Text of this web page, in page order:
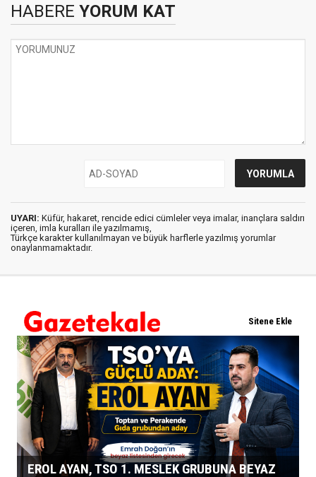
HABERE YORUM KAT
UYARI: Küfür, hakaret, rencide edici cümleler veya imalar, inançlara saldırı
içeren, imla kuralları ile yazılmamış,
Türkçe karakter kullanılmayan ve büyük harflerle yazılmış yorumlar
onaylanmamaktadır.